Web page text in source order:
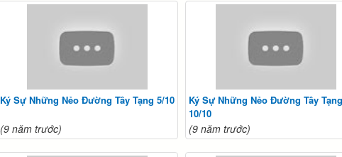
Ký Sự Những Nẻo Đường Tây Tạng 5/10
(9 năm trước)
Ký Sự Những Nẻo Đường Tây
10/10
(9 năm trước)